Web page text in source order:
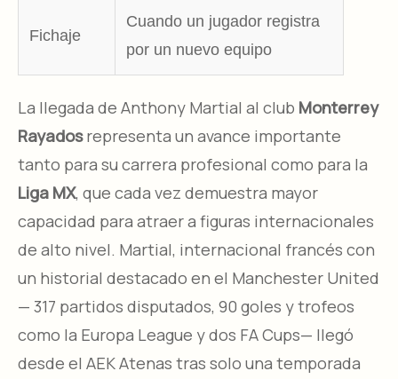
Fichaje
Cuando un jugador registra
por un nuevo equipo
La llegada de Anthony Martial al club Monterrey
Rayadosrepresenta un avance importante
tanto para su carrera profesional como para la
Liga MX, que cada vez demuestra mayor
capacidad para atraer a figuras internacionales
de alto nivel. Martial, internacional francés con
un historial destacado en el Manchester United
— 317 partidos disputados, 90 goles y trofeos
como la Europa League y dos FA Cups— llegó
desde el AEK Atenas tras solo una temporada